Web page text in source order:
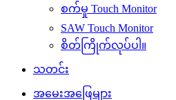
စက်မှု Touch Monitor
SAW Touch Monitor
စိတ်ကြိုက်လုပ်ပါ။
သတင်း
အမေးအဖြေများ